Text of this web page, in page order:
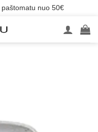
paštomatu nuo 50€